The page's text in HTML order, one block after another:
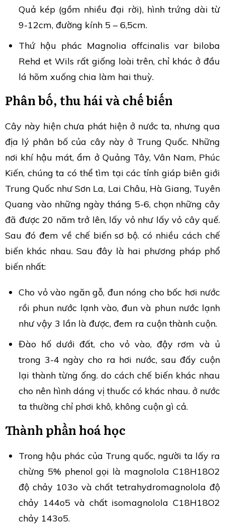
Quả kép (gồm nhiều đại rời), hình trứng dài từ
9-12cm, đường kính 5 – 6,5cm.
Thứ hậu phác Magnolia offcinalis var biloba
Rehd et Wils rất giống loài trên, chỉ khác ở đầu
lá hõm xuống chia làm hai thuỳ.
Phân bố, thu hái và chế biến
Cây này hiện chưa phát hiện ở nước ta, nhưng qua
địa lý phân bố của cây này ở Trung Quốc. Những
nơi khí hậu mát, ẩm ở Quảng Tây, Vân Nam, Phúc
Kiến, chúng ta có thể tìm tại các tỉnh giáp biên giới
Trung Quốc như Sơn La, Lai Châu, Hà Giang, Tuyên
Quang vào những ngày tháng 5-6, chọn những cây
đã được 20 năm trở lên, lấy vỏ như lấy vỏ cây quế.
Sau đó đem về chế biến sơ bộ. có nhiều cách chế
biến khác nhau. Sau đây là hai phương pháp phổ
biến nhất:
Cho vỏ vào ngăn gỗ, đun nóng cho bốc hơi nước
rồi phun nước lạnh vào, đun và phun nước lạnh
như vậy 3 lần là được, đem ra cuộn thành cuộn.
Đào hố dưới đất, cho vỏ vào, đậy rơm và ủ
trong 3-4 ngày cho ra hơi nước, sau đấy cuộn
lại thành từng ống. do cách chế biến khác nhau
cho nên hình dáng vị thuốc có khác nhau. ở nước
ta thường chỉ phơi khô, không cuộn gì cả.
Thành phần hoá học
Trong hậu phác của Trung quốc, người ta lấy ra
chừng 5% phenol gọi là magnolola C18H18O2
độ chảy 103o và chất tetrahydromagnolola độ
chảy 144o5 và chất isomagnolola C18H18O2
chảy 143o5.